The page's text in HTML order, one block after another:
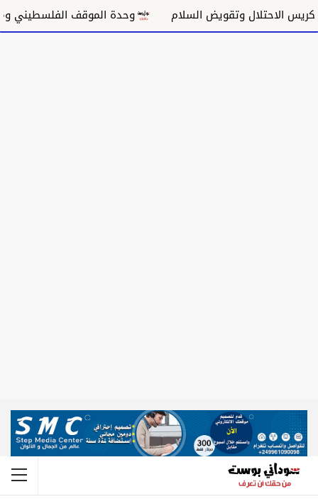
الاحتلال وتقويض السلام وحدة الموقف الفلسطيني